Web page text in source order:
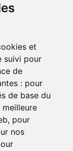
et
suivi pour
de
: pour
de base du
, pour
nos